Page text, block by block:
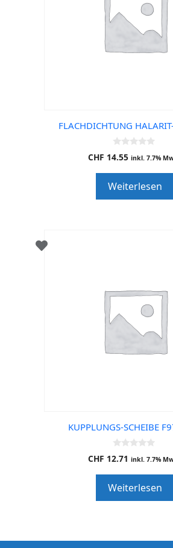
FLACHDICHTUNG
0
o
o
f
5
CHF 14.55 inkl. 7.7%
Weiterlesen
KUPPLUNGS-SCHEIBE
0
o
o
f
5
CHF 12.71 inkl. 7.7%
Weiterlesen